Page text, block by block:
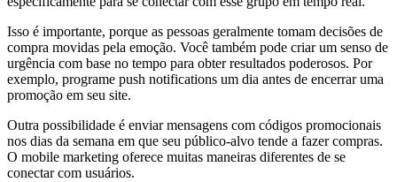
Isso é importante, porque as pessoas geralmente tomam decisões de
compra movidas pela emoção. Você também pode criar um senso de
urgência com base no tempo para obter resultados poderosos. Por
exemplo, programe push notifications um dia antes de encerrar uma
promoção em seu site.
Outra possibilidade é enviar mensagens com códigos promocionais
nos dias da semana em que seu público-alvo tende a fazer compras.
O mobile marketing oferece muitas maneiras diferentes de se
conectar com usuários.